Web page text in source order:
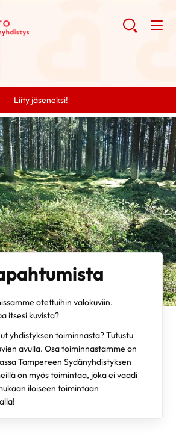
Liity jäseneksi!
otettuihin valokuviin.
itsesi kuvista?
yhdistyksen toiminnasta? Tutustu
avulla. Osa toiminnastamme on
Tampereen Sydänyhdistyksen
on myös toimintaa, joka ei vaadi
iloiseen toimintaan